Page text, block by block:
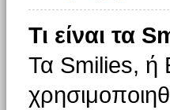
Τι είναι τα
Τα Smilies, ή